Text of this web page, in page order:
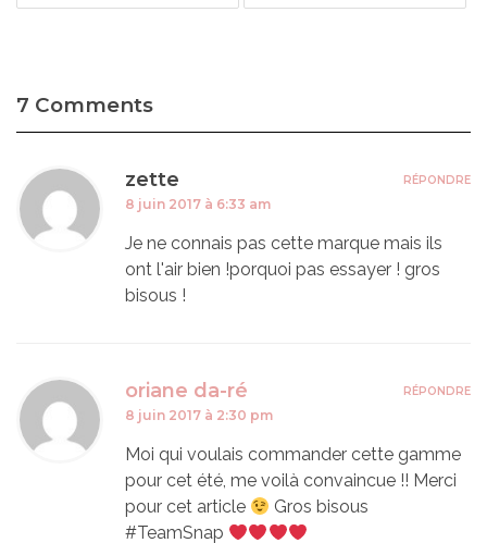
7 Comments
zette
8 juin 2017 à 6:33 am
Je ne connais pas cette marque mais ils
ont l'air bien !porquoi pas essayer ! gros
bisous !
RÉPONDRE
oriane da-ré
8 juin 2017 à 2:30 pm
Moi qui voulais commander cette gamme
pour cet été, me voilà convaincue !! Merci
pour cet article
Gros bisous
#TeamSnap
RÉPONDRE